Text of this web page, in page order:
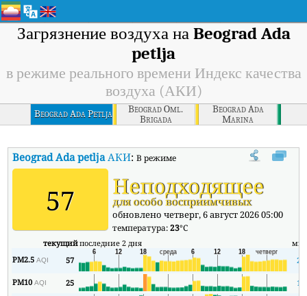
Загрязнение воздуха на Beograd Ada
petlja
в режиме реального времени Индекс качества
воздуха (АКИ)
Beograd Ada Petlja
Beograd Oml.
Brigada
Beograd Ada
Marina
Beograd Ada petljaАКИ:В режиме реального времени Индекс
57 Неподходящее
для особо восприимчивых
обновлено четверг, 6 август 2026 05:00
температура:23°C
текущийпоследние 2 дня
PM2.5AQI 57 27
PM10AQI 25
16